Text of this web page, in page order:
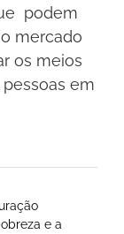
podem
mercado
os meios
em
e a